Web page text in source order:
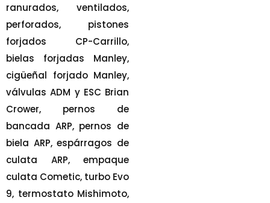
ranurados, ventilados,
perforados, pistones
forjados CP-Carrillo,
bielas forjadas Manley,
cigüeñal forjado Manley,
válvulas ADM y ESC Brian
Crower, pernos de
bancada ARP, pernos de
biela ARP, espárragos de
culata ARP, empaque
culata Cometic, turbo Evo
9, termostato Mishimoto,